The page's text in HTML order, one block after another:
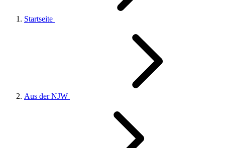
Startseite
Aus der NJW